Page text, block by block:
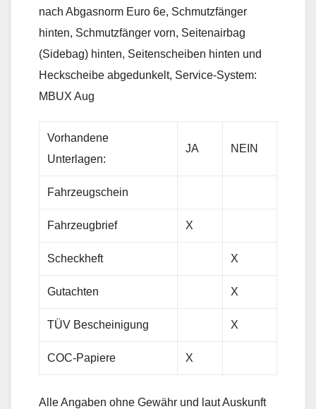
nach Abgasnorm Euro 6e, Schmutzfänger
hinten, Schmutzfänger vorn, Seitenairbag
(Sidebag) hinten, Seitenscheiben hinten und
Heckscheibe abgedunkelt, Service-System:
MBUX Aug
Vorhandene
Unterlagen:
JA NEIN
Fahrzeugschein
Fahrzeugbrief X
Scheckheft X
Gutachten X
TÜV Bescheinigung X
COC-Papiere X
Alle Angaben ohne Gewähr und laut Auskunft